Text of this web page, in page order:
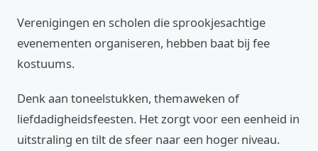
Verenigingen en scholen die sprookjesachtige
evenementen organiseren, hebben baat bij fee
kostuums.
Denk aan toneelstukken, themaweken of
liefdadigheidsfeesten. Het zorgt voor een eenheid in
uitstraling en tilt de sfeer naar een hoger niveau.